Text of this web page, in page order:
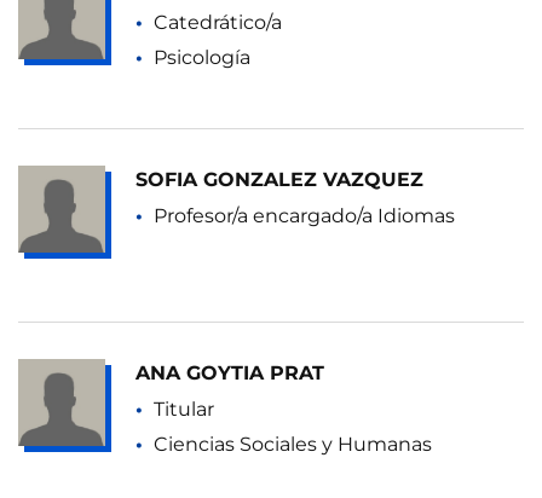
Catedrático/a
Psicología
SOFIA GONZALEZ VAZQUEZ
Profesor/a encargado/a Idiomas
ANA GOYTIA PRAT
Titular
Ciencias Sociales y Humanas